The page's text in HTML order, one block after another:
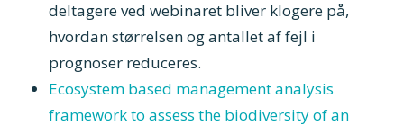
deltagere ved webinaret bliver klogere på,
hvordan størrelsen og antallet af fejl i
prognoser reduceres.
Ecosystem based management analysis
framework to assess the biodiversity of an